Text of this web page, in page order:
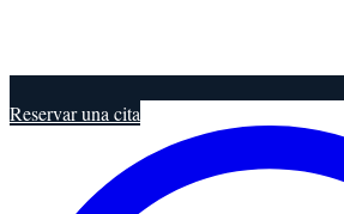
Reservar una cita